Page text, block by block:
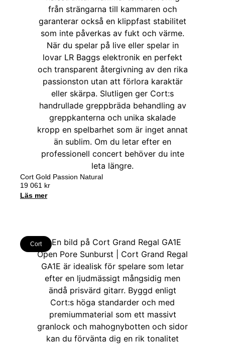
Cort Gold Passion Natural
19 061 kr
Läs mer
Cort